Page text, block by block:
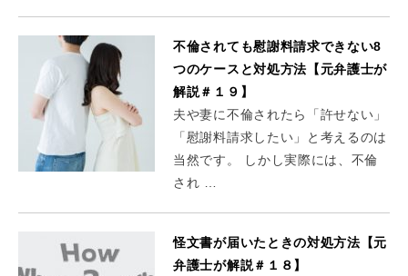
不倫されても慰謝料請求できない8
つのケースと対処方法【元弁護士が
解説＃１９】
夫や妻に不倫されたら「許せない」
「慰謝料請求したい」と考えるのは
当然です。 しかし実際には、不倫
され …
怪文書が届いたときの対処方法【元
弁護士が解説＃１８】